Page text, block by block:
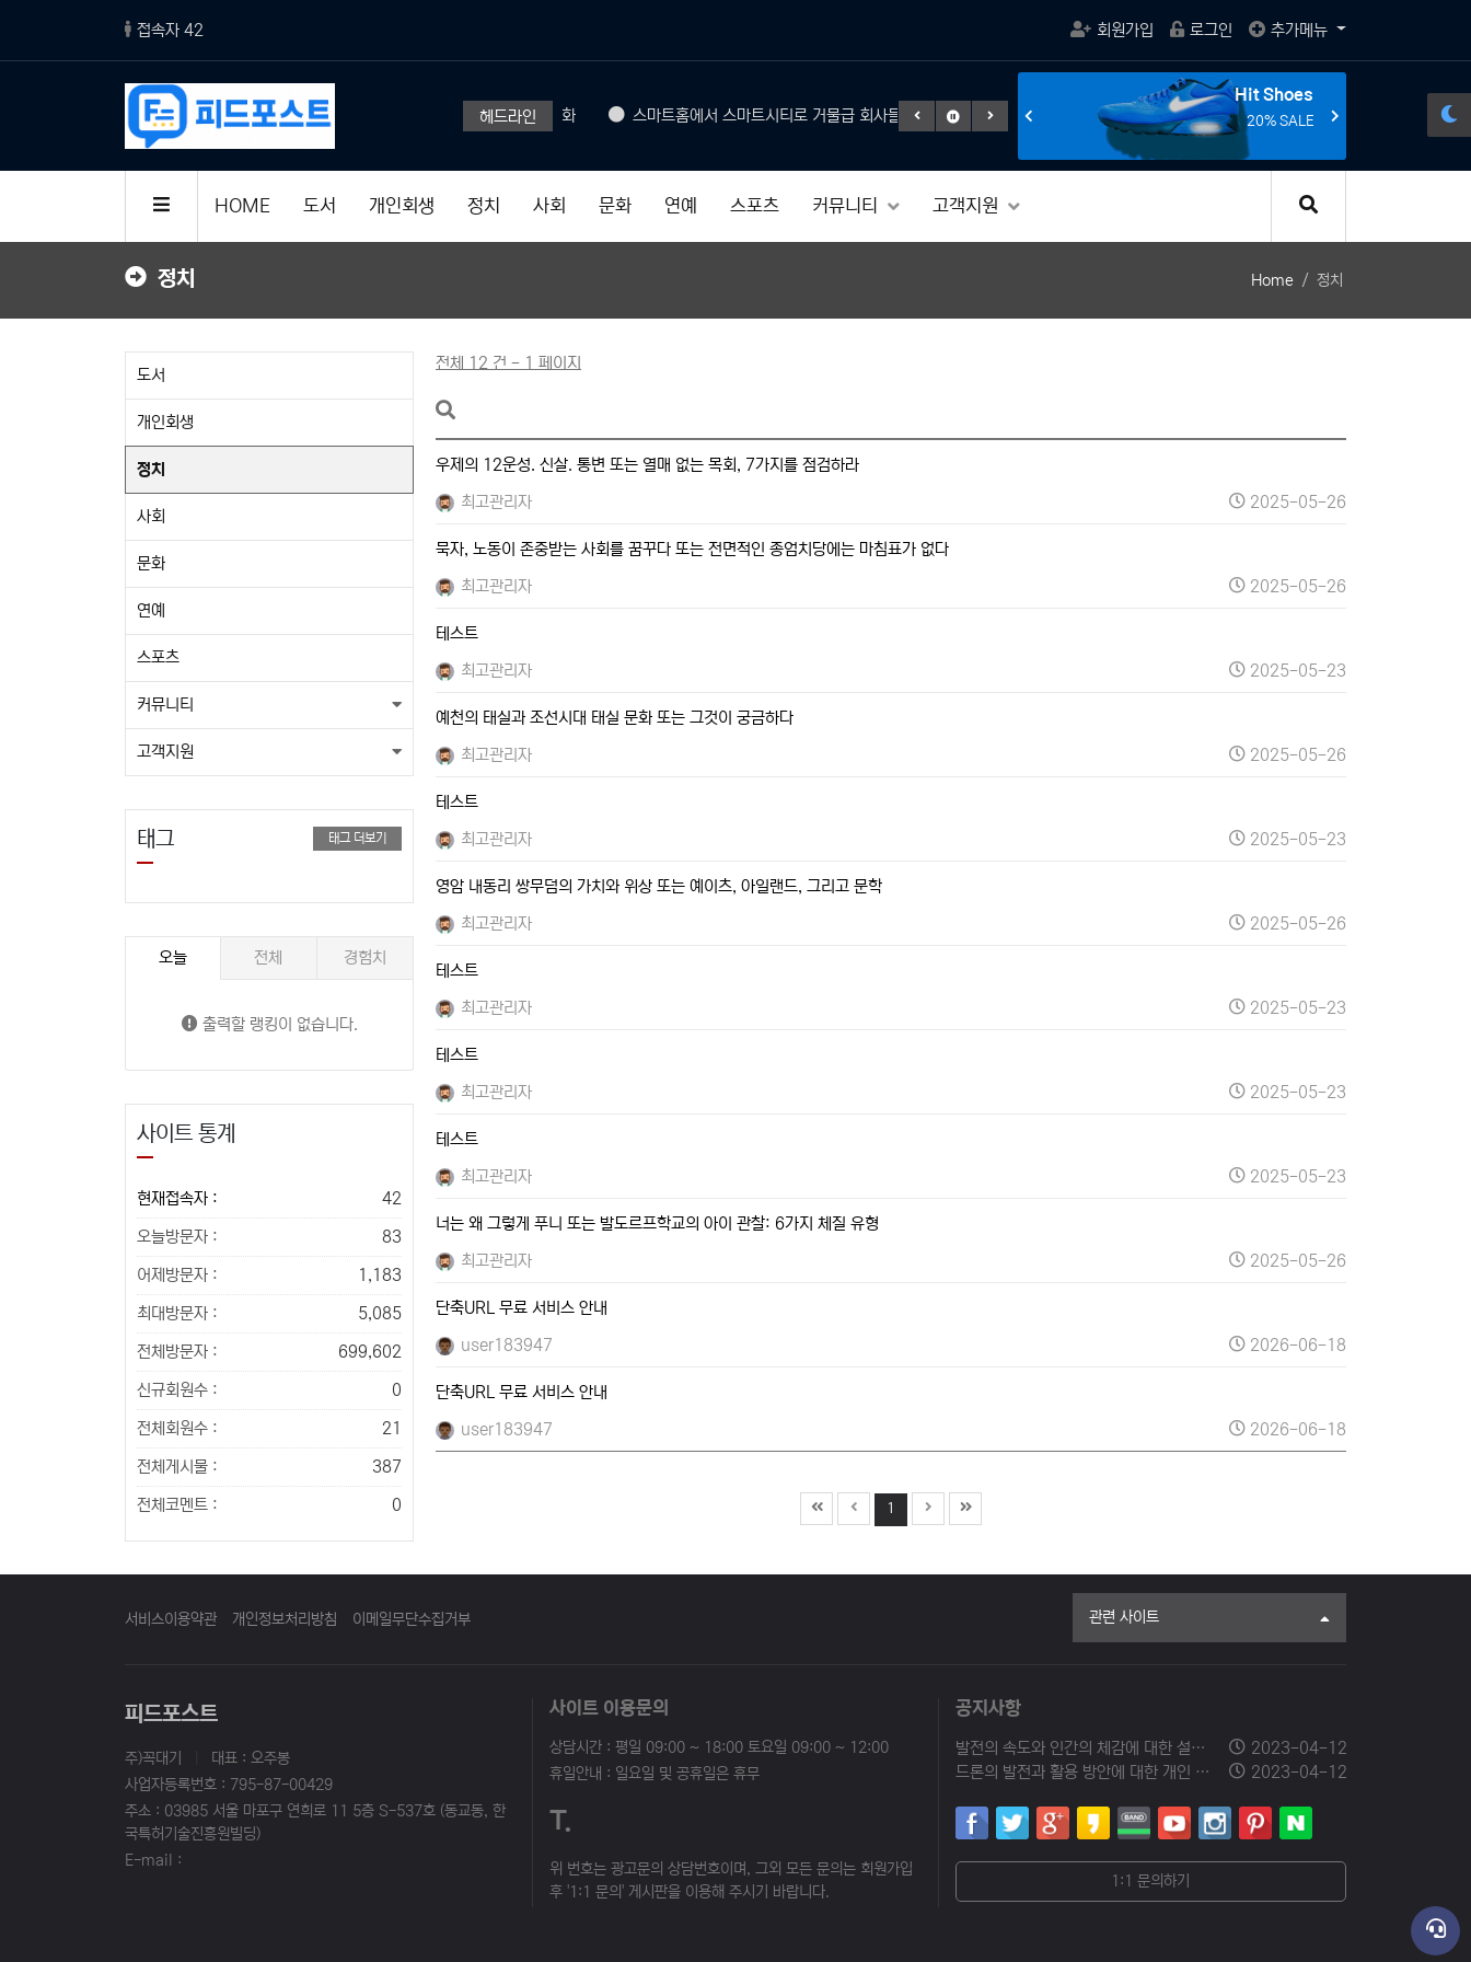
접속자 42 회원가입 로그인 추가메뉴
헤드라인
AI 덕분에 컴퓨터도 전문가 장비 수준으로 진화 스마트홈에서 스마트시티로 거물급 회사들도 참여 게임의 활성화와 규제 전선의 종말을 선언한다. 조립 게이
50% SALE
Hit Shoes
20% SALE
HOME 도서 개인회생 정치 사회 문화 연예 스포츠 커뮤니티 고객지원
정치 Home 정치
도서
개인회생
정치
사회
문화
연예
스포츠
커뮤니티
고객지원
태그 태그 더보기
오늘 전체 경험치
출력할 랭킹이 없습니다.
사이트 통계
현재접속자 : 42
오늘방문자 : 83
어제방문자 : 1,183
최대방문자 : 5,085
전체방문자 : 699,602
신규회원수 : 0
전체회원수 : 21
전체게시물 : 387
전체코멘트 : 0
전체 12 건 - 1 페이지
우제의 12운성. 신살. 통변 또는 열매 없는 목회, 7가지를 점검하라
최고관리자
2025-05-26
묵자, 노동이 존중받는 사회를 꿈꾸다 또는 전면적인 종엄치당에는 마침표가 없다
최고관리자
2025-05-26
테스트
최고관리자
2025-05-23
예천의 태실과 조선시대 태실 문화 또는 그것이 궁금하다
최고관리자
2025-05-26
테스트
최고관리자
2025-05-23
영암 내동리 쌍무덤의 가치와 위상 또는 예이츠, 아일랜드, 그리고 문학
최고관리자
2025-05-26
테스트
최고관리자
2025-05-23
테스트
최고관리자
2025-05-23
테스트
최고관리자
2025-05-23
너는 왜 그렇게 푸니 또는 발도르프학교의 아이 관찰: 6가지 체질 유형
최고관리자
2025-05-26
단축URL 무료 서비스 안내
user183947
2026-06-18
단축URL 무료 서비스 안내
user183947
2026-06-18
1
서비스이용약관 개인정보처리방침 이메일무단수집거부 관련 사이트
피드포스트
주)꼭대기
대표 : 오주봉
사업자등록번호 : 795-87-00429
주소 : 03985 서울 마포구 연희로 11 5층 S-537호 (동교동, 한
국특허기술진흥원빌딩)
E-mail :
사이트 이용문의
상담시간 : 평일 09:00 ~ 18:00 토요일 09:00 ~ 12:00
휴일안내 : 일요일 및 공휴일은 휴무
T.
위 번호는 광고문의 상담번호이며, 그외 모든 문의는 회원가입
후 '1:1 문의' 게시판을 이용해 주시기 바랍니다.
공지사항
발전의 속도와 인간의 체감에 대한 설문조사에 참여해 주세요.
2023-04-12
드론의 발전과 활용 방안에 대한 개인 의견을 남겨주세요.
2023-04-12
1:1 문의하기